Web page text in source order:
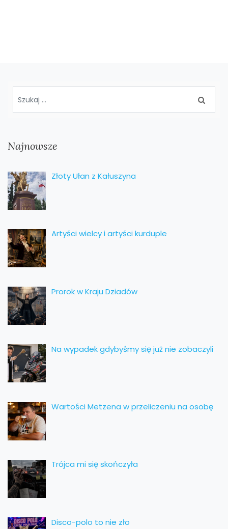
Najnowsze
Złoty Ułan z Kałuszyna
Artyści wielcy i artyści kurduple
Prorok w Kraju Dziadów
Na wypadek gdybyśmy się już nie zobaczyli
Wartości Metzena w przeliczeniu na osobę
Trójca mi się skończyła
Disco-polo to nie zło